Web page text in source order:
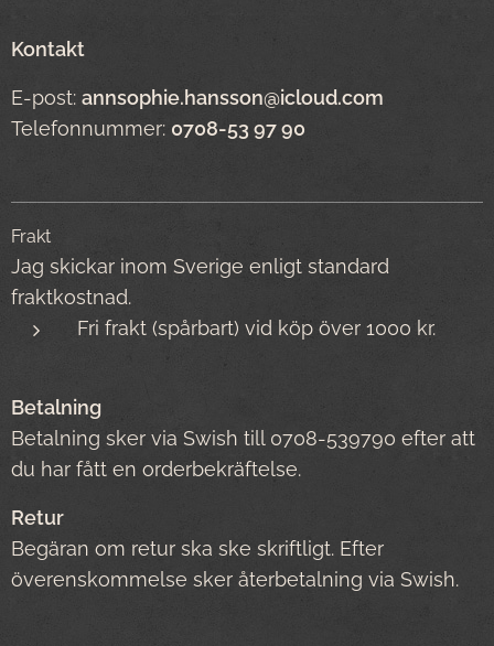
Kontakt
E-post: annsophie.hansson@icloud.com
Telefonnummer: 0708-53 97 90
Frakt
Jag skickar inom Sverige enligt standard
fraktkostnad.
Fri frakt (spårbart) vid köp över 1000 kr.
Betalning
Betalning sker via Swish till 0708-539790 efter att
du har fått en orderbekräftelse.
Retur
Begäran om retur ska ske skriftligt. Efter
överenskommelse sker återbetalning via Swish.